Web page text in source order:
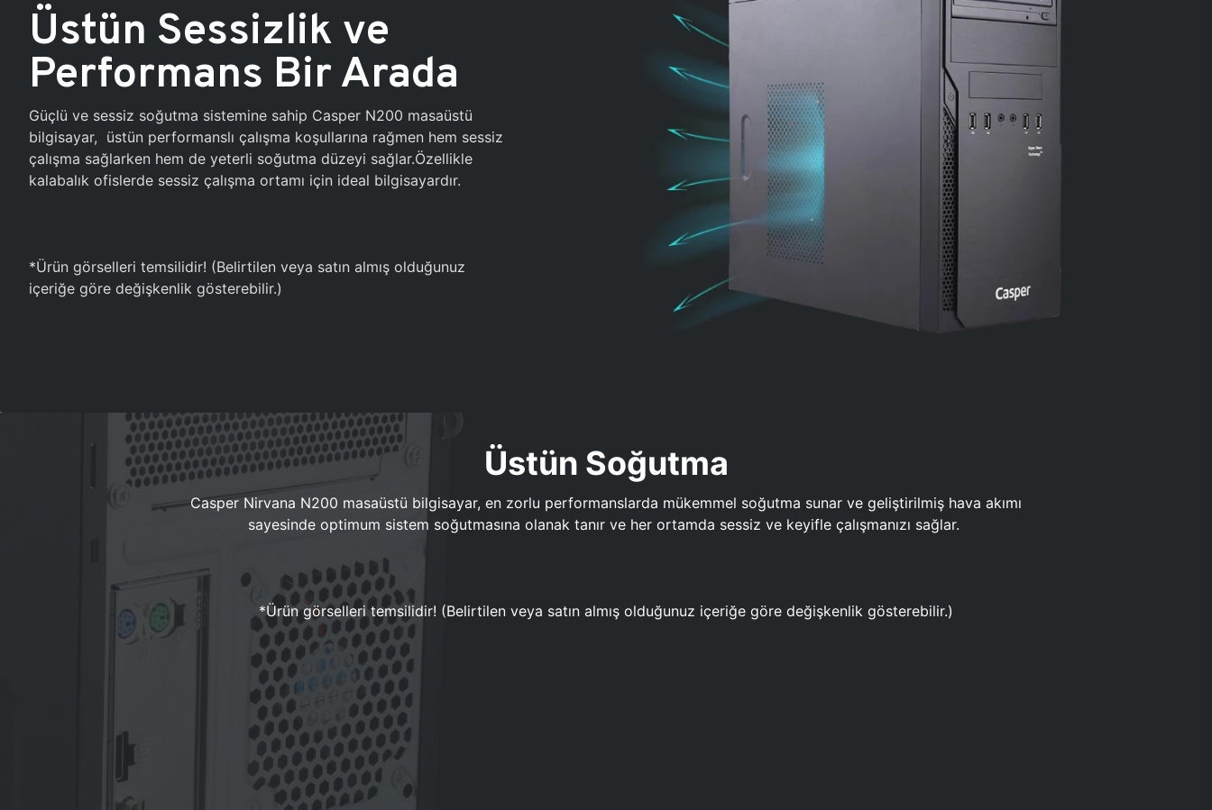
Üstün Sessizlik ve
Performans Bir Arada
Güçlü ve sessiz soğutma sistemine sahip Casper N200 masaüstü
bilgisayar, üstün performanslı çalışma koşullarına rağmen hem sessiz
çalışma sağlarken hem de yeterli soğutma düzeyi sağlar.Özellikle
kalabalık ofislerde sessiz çalışma ortamı için ideal bilgisayardır.
*Ürün görselleri temsilidir! (Belirtilen veya satın almış olduğunuz
içeriğe göre değişkenlik gösterebilir.)
Üstün Soğutma
Casper Nirvana N200 masaüstü bilgisayar, en zorlu performanslarda mükemmel soğutma sunar ve geliştirilmiş hava akımı
sayesinde optimum sistem soğutmasına olanak tanır ve her ortamda sessiz ve keyifle çalışmanızı sağlar.
*Ürün görselleri temsilidir! (Belirtilen veya satın almış olduğunuz içeriğe göre değişkenlik gösterebilir.)